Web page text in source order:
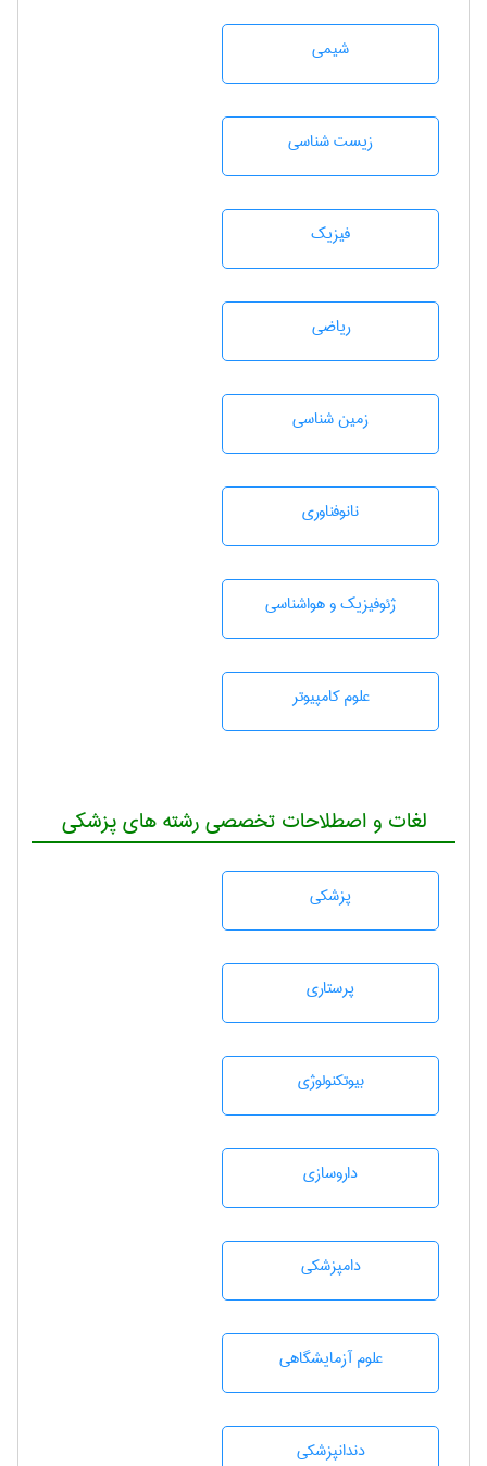
شيمی
زيست شناسی
فیزیک
رياضی
زمين شناسی
نانوفناوری
ژئوفيزيك و هواشناسی
علوم کامپیوتر
لغات و اصطلاحات تخصصی رشته های پزشکی
پزشكی
پرستاری
بيوتكنولوژی
داروسازی
دامپزشكی
علوم آزمايشگاهی
دندانپزشكی